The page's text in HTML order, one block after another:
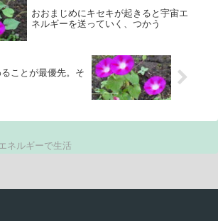
おおまじめにキセキが起きると宇宙エ
ネルギーを送っていく、つかう
ことが最優先。そ
ネルギーで生活